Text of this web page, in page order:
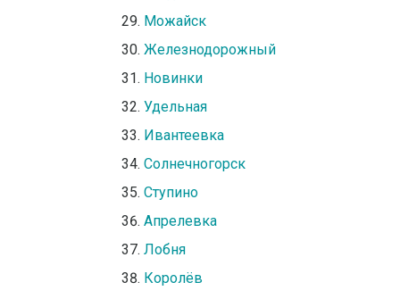
Можайск
Железнодорожный
Новинки
Удельная
Ивантеевка
Солнечногорск
Ступино
Апрелевка
Лобня
Королёв